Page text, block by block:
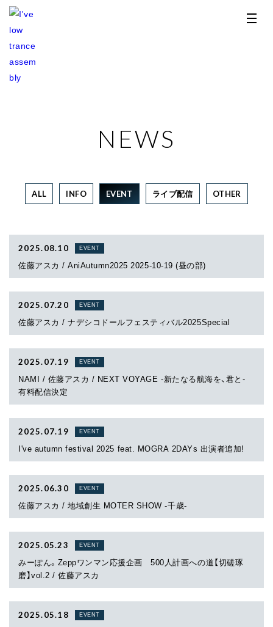
TOP
RELEASE
STORE
FAN CLUB
NEWS
ALL INFO EVENT ライブ配信 OTHER
2025.08.10 EVENT
佐藤アスカ / AniAutumn2025 2025-10-19 (昼の部)
2025.07.20 EVENT
佐藤アスカ / ナデシコドールフェスティバル2025Special
2025.07.19 EVENT
NAMI / 佐藤アスカ / NEXT VOYAGE -新たなる航海を、君と-
有料配信決定
2025.07.19 EVENT
I've autumn festival 2025 feat. MOGRA 2DAYs 出演者追加!
2025.06.30 EVENT
佐藤アスカ / 地域創生 MOTER SHOW -千歳-
2025.05.23 EVENT
みーぽん。Zeppワンマン応援企画 500人計画への道【切磋琢
磨】vol.2 / 佐藤アスカ
2025.05.18 EVENT